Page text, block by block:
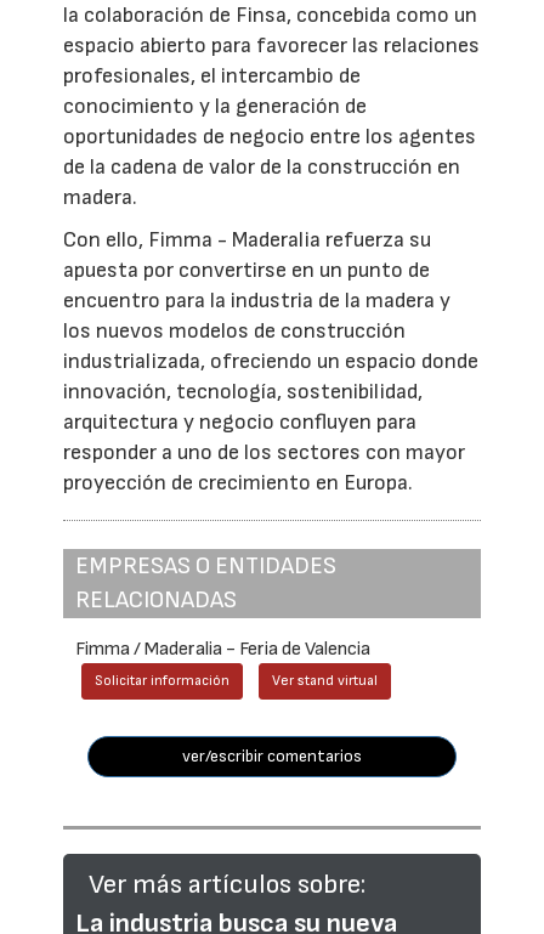
la colaboración de Finsa, concebida como un
espacio abierto para favorecer las relaciones
profesionales, el intercambio de
conocimiento y la generación de
oportunidades de negocio entre los agentes
de la cadena de valor de la construcción en
madera.
Con ello, Fimma - Maderalia refuerza su
apuesta por convertirse en un punto de
encuentro para la industria de la madera y
los nuevos modelos de construcción
industrializada, ofreciendo un espacio donde
innovación, tecnología, sostenibilidad,
arquitectura y negocio confluyen para
responder a uno de los sectores con mayor
proyección de crecimiento en Europa.
EMPRESAS O ENTIDADES
RELACIONADAS
Fimma / Maderalia - Feria de Valencia
Solicitar información Ver stand virtual
ver/escribir comentarios
Ver más artículos sobre:
La industria busca su nueva